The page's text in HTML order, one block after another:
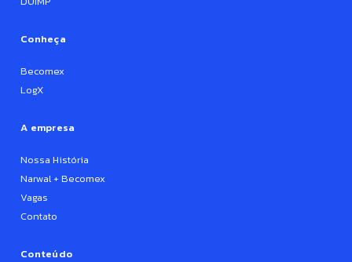
Conheça
Becomex
LogX
A empresa
Nossa História
Narwal + Becomex
Vagas
Contato
Conteúdo